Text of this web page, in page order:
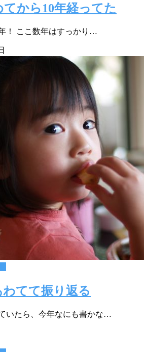
から10年経ってた
！ ここ数年はすっかり…
わてて振り返る
いたら、今年なにも書かな…